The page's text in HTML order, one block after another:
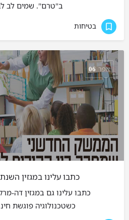
ב"טרם". שמים לב
בטיחות
אפר 06
כתבו עלינו במגזין
כשטכנולוגיה פוגשת